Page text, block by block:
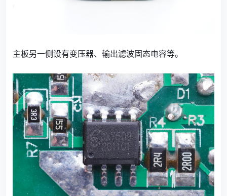
主板另一侧设有变压器、输出滤波固态电容等。